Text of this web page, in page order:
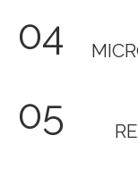
04
05